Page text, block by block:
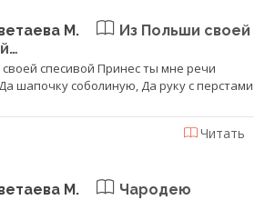
М.
Из Польши своей
спесивой Принес ты мне речи
шапочку соболиную, Да руку с перстами
Читать
М. Чародею